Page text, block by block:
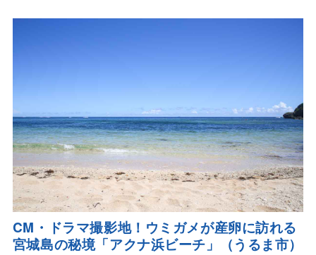
CM・ドラマ撮影地！ウミガメが産卵に訪れる
宮城島の秘境「アクナ浜ビーチ」（うるま市）